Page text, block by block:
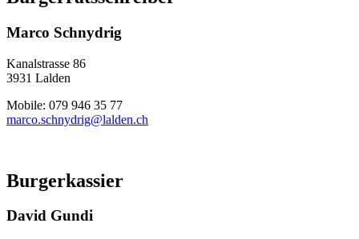
Marco Schnydrig
Kanalstrasse 86
3931 Lalden
Mobile: 079 946 35 77
marco.schnydrig@lalden.ch
Burgerkassier
David Gundi